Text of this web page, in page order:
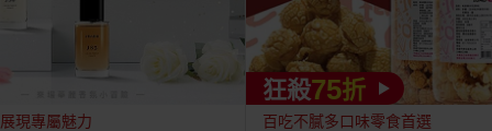
現專屬魅力
狂殺75折
百吃不膩多口味零食首選